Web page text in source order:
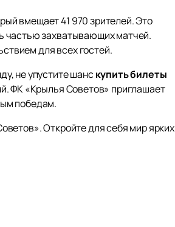
вмещает 41 970 зрителей. Это
частью захватывающих матчей.
для всех гостей.
не упустите шанскупить билеты
ФК «Крылья Советов» приглашает
победам.
Откройте для себя мир ярких